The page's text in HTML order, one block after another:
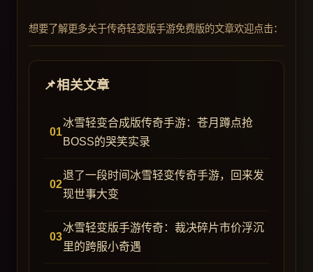
想要了解更多关于传奇轻变版手游免费版的文章欢迎点击：
相关文章
冰雪轻变合成版传奇手游：苍月蹲点抢
BOSS的哭笑实录
退了一段时间冰雪轻变传奇手游，回来发
现世事大变
冰雪轻变版手游传奇：裁决碎片市价浮沉
里的跨服小奇遇